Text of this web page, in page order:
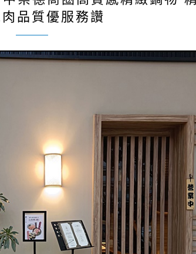
品質優服務讚